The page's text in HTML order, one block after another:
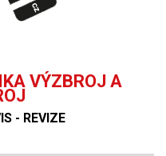
VÝZBROJ A
- REVIZE